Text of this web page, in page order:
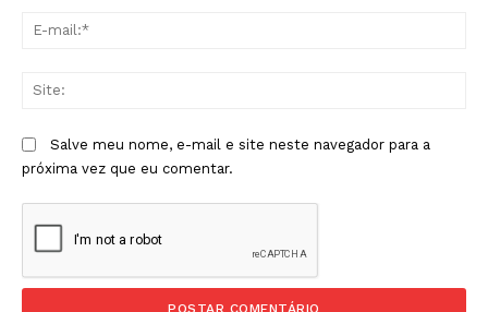
Salve meu nome, e-mail e site neste navegador para a
próxima vez que eu comentar.